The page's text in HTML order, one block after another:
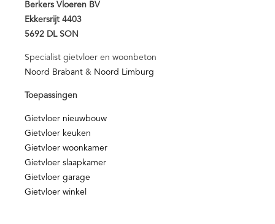
Berkers Vloeren BV
Ekkersrijt 4403
5692 DL SON
Specialist gietvloer en woonbeton
Noord Brabant & Noord Limburg
Toepassingen
Gietvloer nieuwbouw
Gietvloer keuken
Gietvloer woonkamer
Gietvloer slaapkamer
Gietvloer garage
Gietvloer winkel